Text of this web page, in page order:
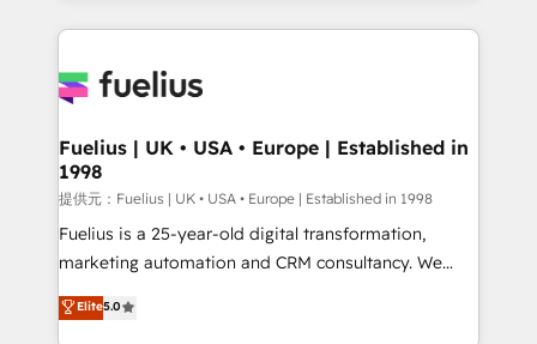
sure you can actually use it, build your website in
for you and execute it on HubSpot. We are on the
framework, meaning we've been accredited by
HubSpot and vetted by the CCS, which means we
can support public sector companies as well the
other ones listed in our profile. Our services: -
HubSpot implementation - HubSpot CMS website
is there for you to: - Grow revenue, and run your
Fuelius | UK • USA • Europe | Established in
1998
提供元：Fuelius | UK • USA • Europe | Established in 1998
Fuelius is a 25-year-old digital transformation,
marketing automation and CRM consultancy. We
enable mid-market and enterprise clients to
maximise their return from digital and fuel their
Elite5.0